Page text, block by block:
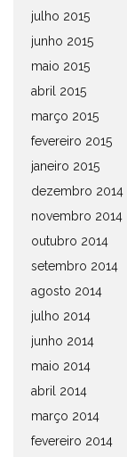
julho 2015
junho 2015
maio 2015
abril 2015
março 2015
fevereiro 2015
janeiro 2015
dezembro 2014
novembro 2014
outubro 2014
setembro 2014
agosto 2014
julho 2014
junho 2014
maio 2014
abril 2014
março 2014
fevereiro 2014